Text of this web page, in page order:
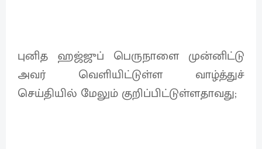
புனித ஹஜ்ஜுப் பெருநாளை முன்னிட்டு
அவர் வெளியிட்டுள்ள வாழ்த்துச்
செய்தியில் மேலும் குறிப்பிட்டுள்ளதாவது;